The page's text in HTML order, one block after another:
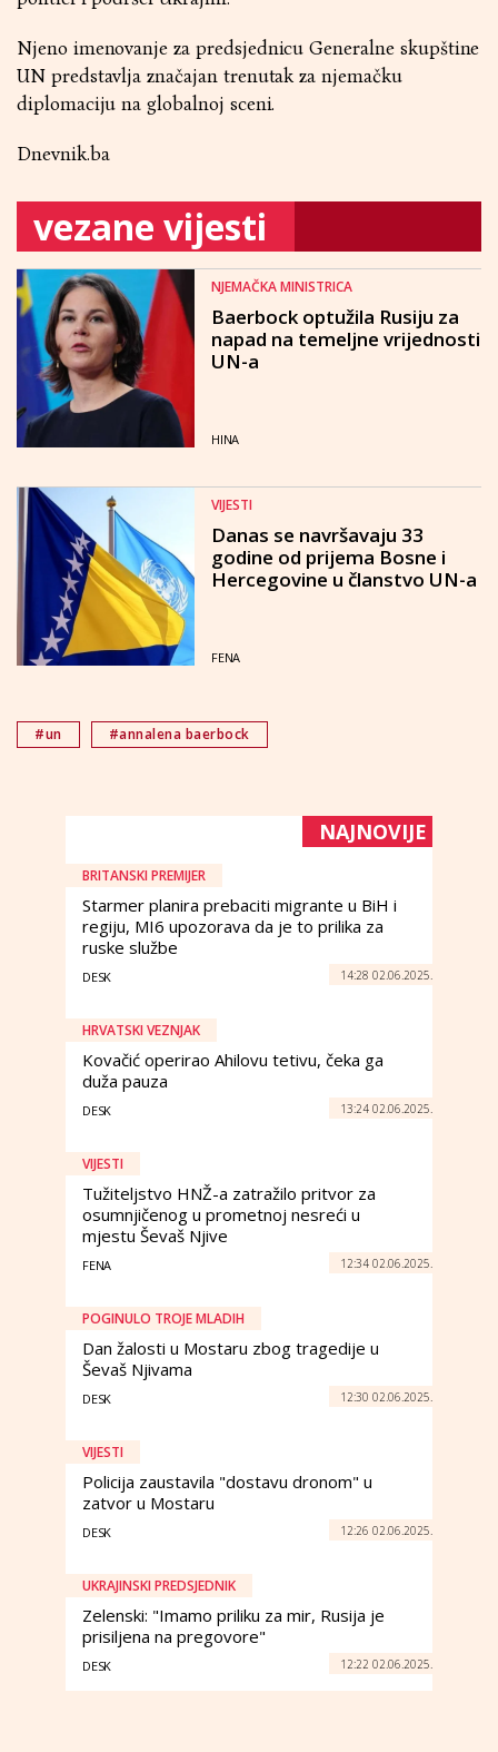
Njeno imenovanje za predsjednicu Generalne skupštine
UN predstavlja značajan trenutak za njemačku
diplomaciju na globalnoj sceni.
Dnevnik.ba
vezane vijesti
NJEMAČKA MINISTRICA
Baerbock optužila Rusiju za
napad na temeljne vrijednosti
UN-a
HINA
VIJESTI
Danas se navršavaju 33
godine od prijema Bosne i
Hercegovine u članstvo UN-a
FENA
#un #annalena baerbock
NAJNOVIJE
BRITANSKI PREMIJER
Starmer planira prebaciti migrante u BiH i
regiju, MI6 upozorava da je to prilika za
ruske službe
DESK 14:28 02.06.2025.
HRVATSKI VEZNJAK
Kovačić operirao Ahilovu tetivu, čeka ga
duža pauza
DESK 13:24 02.06.2025.
VIJESTI
Tužiteljstvo HNŽ-a zatražilo pritvor za
osumnjičenog u prometnoj nesreći u
mjestu Ševaš Njive
FENA 12:34 02.06.2025.
POGINULO TROJE MLADIH
Dan žalosti u Mostaru zbog tragedije u
Ševaš Njivama
DESK 12:30 02.06.2025.
VIJESTI
Policija zaustavila "dostavu dronom" u
zatvor u Mostaru
DESK 12:26 02.06.2025.
UKRAJINSKI PREDSJEDNIK
Zelenski: "Imamo priliku za mir, Rusija je
prisiljena na pregovore"
DESK 12:22 02.06.2025.